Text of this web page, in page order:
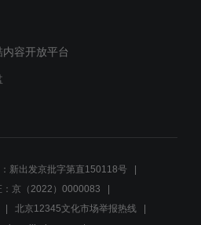
内容开放平台
新出发京批字第直150118号
京（2022）0000083
北京12345文化市场举报热线